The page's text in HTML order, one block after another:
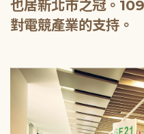
也居新北市之冠。
對電競產業的支持。